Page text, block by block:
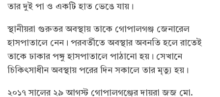
তার দুই পা ও একটি হাত ভেঙে যায়।
স্থানীয়রা গুরুতর অবস্থায় তাকে গোপালগঞ্জ জেনারেল
হাসপাতালে নেন। পরবর্তীতে অবস্থার অবনতি হলে রাতেই
তাকে ঢাকার পঙ্গু হাসপাতালে পাঠানো হয়। সেখানে
চিকিৎসাধীন অবস্থায় পরের দিন সকালে তার মৃত্যু হয়।
২০১৭ সালের ২৯ আগস্ট গোপালগঞ্জের দায়রা জজ মো.